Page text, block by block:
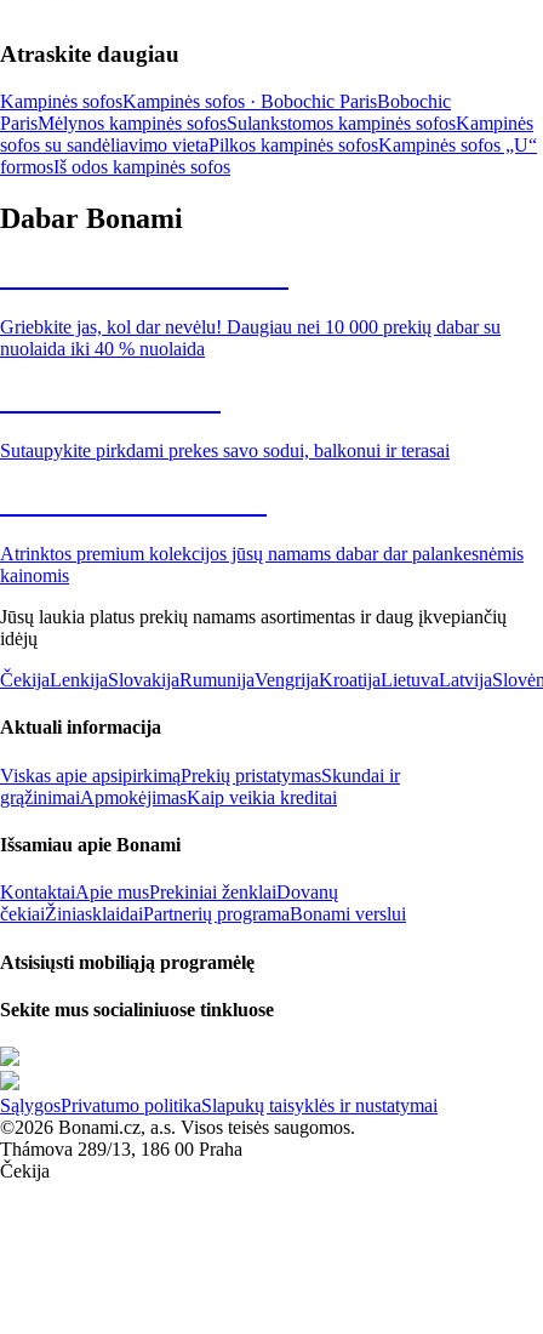
Atraskite daugiau
Kampinės sofosKampinės sofos · Bobochic ParisBobochic
ParisMėlynos kampinės sofosSulankstomos kampinės sofosKampinės
sofos su sandėliavimo vietaPilkos kampinės sofosKampinės sofos „U“
formosIš odos kampinės sofos
Dabar Bonami
Griebkite jas, kol dar nevėlu! Daugiau nei 10 000 prekių dabar su
nuolaida iki 40 % nuolaida
Sutaupykite pirkdami prekes savo sodui, balkonui ir terasai
Atrinktos premium kolekcijos jūsų namams dabar dar palankesnėmis
kainomis
Jūsų laukia platus prekių namams asortimentas ir daug įkvepiančių
idėjų
ČekijaLenkijaSlovakijaRumunijaVengrijaKroatijaLietuvaLatvija
Aktuali informacija
Viskas apie apsipirkimąPrekių pristatymasSkundai ir
grąžinimaiApmokėjimasKaip veikia kreditai
Išsamiau apie Bonami
KontaktaiApie musPrekiniai ženklaiDovanų
čekiaiŽiniasklaidaiPartnerių programaBonami verslui
Atsisiųsti mobiliąją programėlę
Sekite mus socialiniuose tinkluose
SąlygosPrivatumo politikaSlapukų taisyklės ir nustatymai
©2026 Bonami.cz, a.s. Visos teisės saugomos.
Thámova 289/13, 186 00 Praha
Čekija